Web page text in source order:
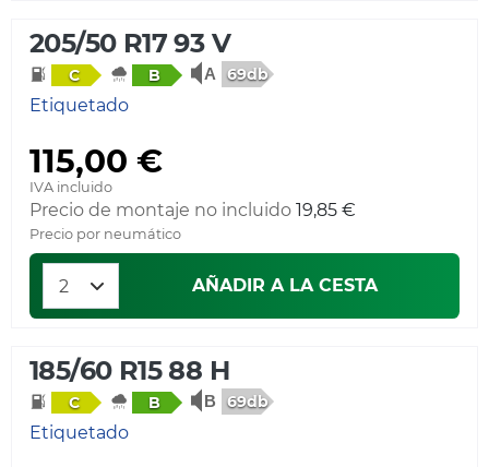
205/50 R17 93 V
C B 69db
Etiquetado
115,00 €
IVA incluido
Precio de montaje no incluido 19,85 €
Precio por neumático
AÑADIR A LA CESTA
185/60 R15 88 H
C B 69db
Etiquetado